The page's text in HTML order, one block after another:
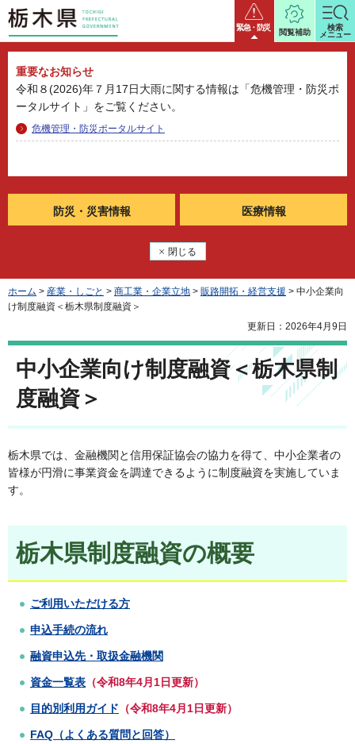
栃木県 緊急・防災
重要なお知らせ
令和８(2026)年７月17日大雨に関する情報は「危機管理・防災ポ
ータルサイト」をご覧ください。
危機管理・防災ポータルサイト
防災・ 災害情報 医療情報
閉じる
閲覧補助
検索
メニュー
ホーム > 産業・しごと > 商工業・企業立地 > 販路開拓・経営支援 > 中小企業向
け制度融資＜栃木県制度融資＞
更新日：2026年4月9日
中小企業向け制度融資＜栃木県制
度融資＞
栃木県では、金融機関と信用保証協会の協力を得て、中小企業者の
皆様が円滑に事業資金を調達できるように制度融資を実施していま
す。
栃木県制度融資の概要
ご利用いただける方
申込手続の流れ
融資申込先・取扱金融機関
資金一覧表 （令和8年4月1日更新）
目的別利用ガイド （令和8年4月1日更新）
FAQ（よくある質問と回答）